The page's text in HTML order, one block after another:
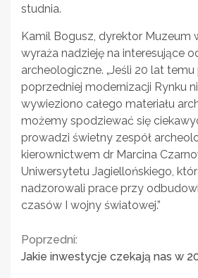
studnia.
Kamil Bogusz, dyrektor Muzeum
wyraża nadzieję na interesujące
archeologiczne. „Jeśli 20 lat
poprzedniej modernizacji Rynku
wywieziono całego materiału
możemy spodziewać się
prowadzi świetny zespół
kierownictwem dr Marcina
Uniwersytetu Jagiellońskiego,
nadzorowali prace przy
czasów I wojny światowej.”
Continue
Reading
Poprzedni:
Jakie inwestycje czekają nas w